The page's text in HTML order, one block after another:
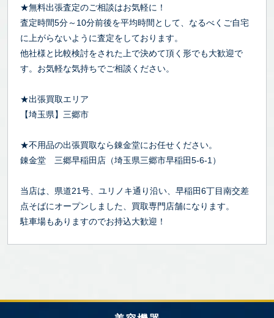
★無料出張査定のご相談はお気軽に！
査定時間5分～10分前後を平均時間として、なるべくご自宅
に上がらないように査定をしております。
他社様と比較検討をされた上で決めて頂く形でも大歓迎で
す。お気軽な気持ちでご相談ください。
★出張買取エリア
【埼玉県】三郷市
★不用品の出張買取なら錬金堂にお任せください。
錬金堂 三郷早稲田店（埼玉県三郷市早稲田5-6-1）
当店は、県道21号、ユリノキ通り沿い、早稲田6丁目南交差
点そばにオープンしました、買取専門店舗になります。
駐車場もありますのでお持込大歓迎！